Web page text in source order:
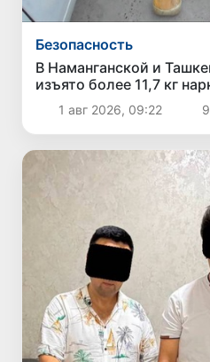
Безопасность
В Наманганской и
изъято более 11,7 кг
1 авг 2026, 09:22